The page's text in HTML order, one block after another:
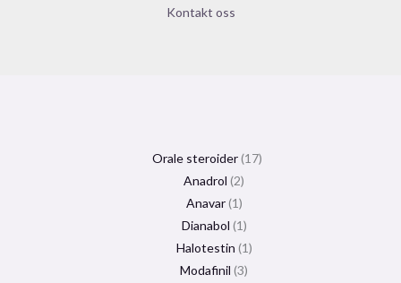
Kontakt oss
Orale steroider 17
Anadrol 2
Anavar 1
Dianabol 1
Halotestin 1
Modafinil 3